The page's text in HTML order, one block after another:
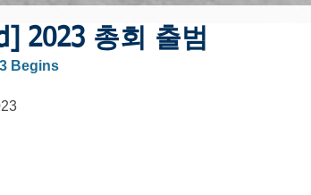
2023 총회 출범
Begins